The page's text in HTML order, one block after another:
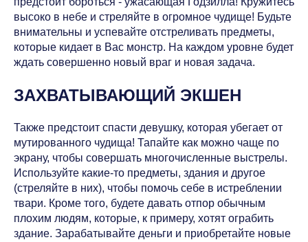
высоко в небе и стреляйте в огромное чудище! Будьте
внимательны и успевайте отстреливать предметы,
которые кидает в Вас монстр. На каждом уровне будет
ждать совершенно новый враг и новая задача.
ЗАХВАТЫВАЮЩИЙ ЭКШЕН
Также предстоит спасти девушку, которая убегает от
мутированного чудища! Тапайте как можно чаще по
экрану, чтобы совершать многочисленные выстрелы.
Используйте какие-то предметы, здания и другое
(стреляйте в них), чтобы помочь себе в истреблении
твари. Кроме того, будете давать отпор обычным
плохим людям, которые, к примеру, хотят ограбить
здание. Зарабатывайте деньги и приобретайте новые